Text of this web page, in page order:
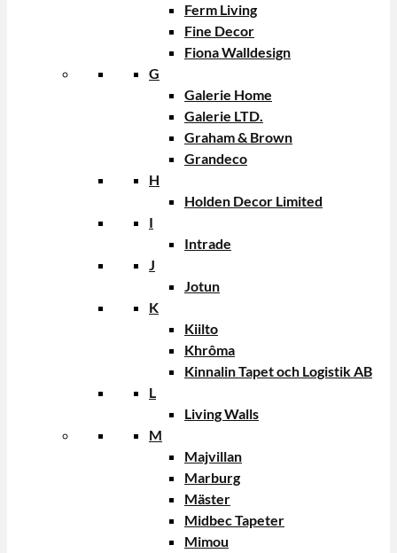
Ferm Living
Fine Decor
Fiona Walldesign
G
Galerie Home
Galerie LTD.
Graham & Brown
Grandeco
H
Holden Decor Limited
I
Intrade
J
Jotun
K
Kiilto
Khrôma
Kinnalin Tapet och Logistik AB
L
Living Walls
M
Majvillan
Marburg
Mäster
Midbec Tapeter
Mimou